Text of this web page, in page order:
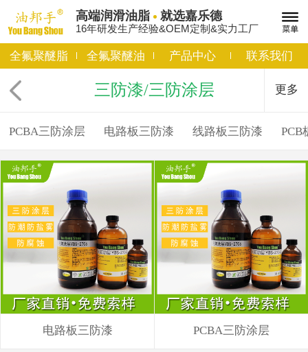
高端润滑油脂 就选嘉乐德
16年研发生产经验&OEM定制&实力工厂
全氟聚醚脂 全氟聚醚油 产品中心 联系我们
三防漆/三防涂层
PCBA三防涂层 电路板三防漆 线路板三防漆 PCB
更多
电路板三防漆 PCBA三防涂层